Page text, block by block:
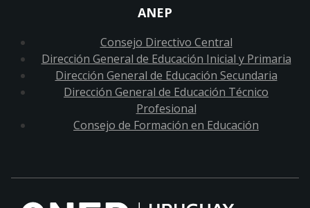
ANEP
Consejo Directivo Central
Dirección General de Educación Inicial y Primaria
Dirección General de Educación Secundaria
Dirección General de Educación Técnico
Profesional
Consejo de Formación en Educación